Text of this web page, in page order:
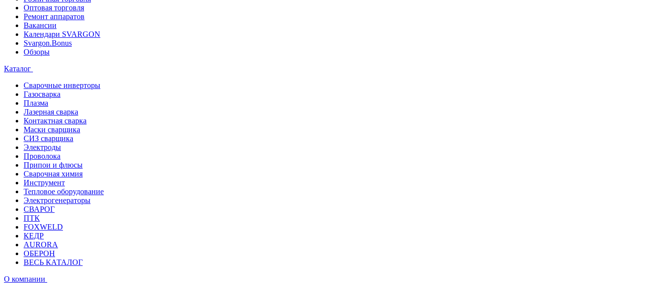
Оптовая торговля
Ремонт аппаратов
Вакансии
Календари SVARGON
Svargon.Bonus
Обзоры
Каталог
Сварочные инверторы
Газосварка
Плазма
Лазерная сварка
Контактная сварка
Маски сварщика
СИЗ сварщика
Электроды
Проволока
Припои и флюсы
Сварочная химия
Инструмент
Тепловое оборудование
Электрогенераторы
СВАРОГ
ПТК
FOXWELD
КЕДР
AURORA
ОБЕРОН
ВЕСЬ КАТАЛОГ
О компании